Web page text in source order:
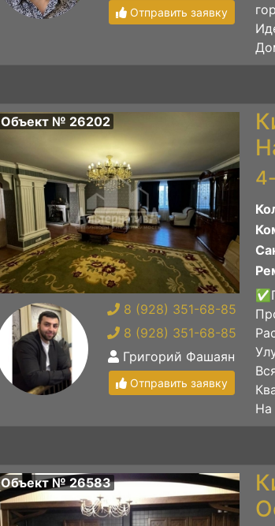
Отправить заявку
Объект № 26202
8 (928) 351-68-85
8 (928) 351-68-85
Григорий Фашаян
Отправить заявку
На
Объект № 26583